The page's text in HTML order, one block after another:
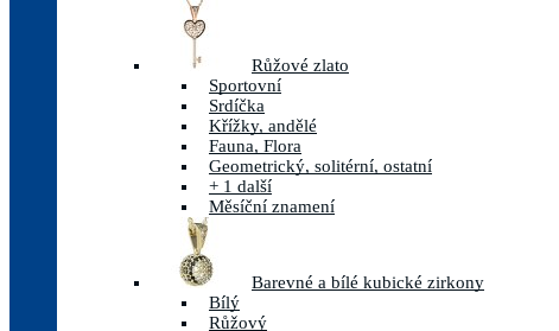
Růžové zlato
Sportovní
Srdíčka
Křížky, andělé
Fauna, Flora
Geometrický, solitérní, ostatní
+ 1 další
Měsíční znamení
Barevné a bílé kubické zirkony
Bílý
Růžový